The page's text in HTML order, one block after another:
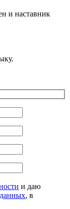
и наставник
и даю
, в